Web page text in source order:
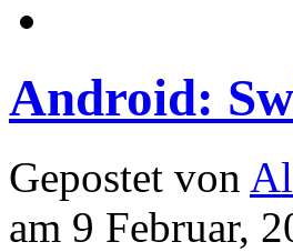
Android:
Gepostet von
am 9 Februar,